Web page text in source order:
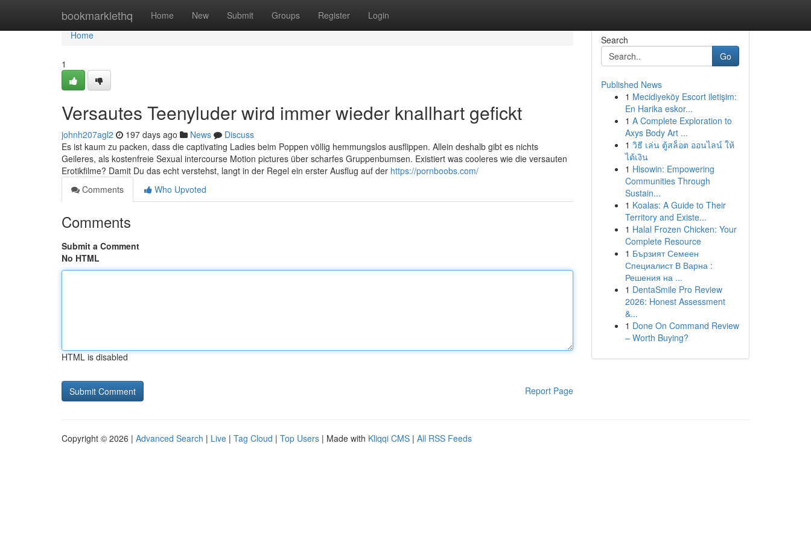
bookmarklethq Home New Submit Groups Register Login
Home
Home
1
Versautes Teenyluder wird immer wieder knallhart gefickt
johnh207agl2 197 days ago News
Discuss
Es ist kaum zu packen, dass die captivating Ladies beim Poppen völlig hemmungslos ausflippen. Allein deshalb gibt es nichts
Geileres, als kostenfreie Sexual intercourse Motion pictures über scharfes Gruppenbumsen. Existiert was cooleres wie die versauten
Erotikfilme? Damit Du das echt verstehst, langt in der Regel ein erster Ausflug auf der https://pornboobs.com/
Comments
Who Upvoted
Comments
Submit a Comment
No HTML
HTML is disabled
Report Page
Search
Go
Published News
1 Mecidiyeköy Escort iletişim:
En Harika eskor...
1 A Complete Exploration to
Axys Body Art ...
1 วิธี เล่น ตู้สล็อต ออนไลน์ ให้
ได้เงิน
1 Hisowin: Empowering
Communities Through
Sustain...
1 Koalas: A Guide to Their
Territory and Existe...
1 Halal Frozen Chicken: Your
Complete Resource
1 Бързият Семеен
Специалист В Варна :
Решения на ...
1 DentaSmile Pro Review
2026: Honest Assessment
&...
1 Done On Command Review
– Worth Buying?
Copyright © 2026 | Advanced Search | Live | Tag Cloud | Top Users | Made with Kliqqi CMS | All RSS Feeds